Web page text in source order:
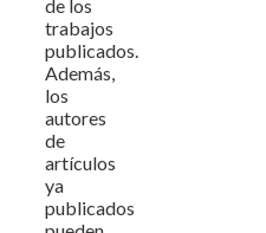
de los
trabajos
publicados.
Además,
los
autores
de
artículos
ya
publicados